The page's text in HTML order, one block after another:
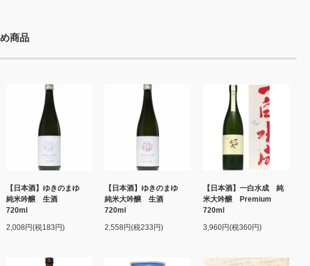
商品
【日本酒】ゆきのまゆ
純米吟醸 生酒
720ml
2,008円(税183円)
【日本酒】ゆきのまゆ
純米大吟醸 生酒
720ml
2,558円(税233円)
【日本酒】一白水成 純
米大吟醸 Premium
720ml
3,960円(税360円)